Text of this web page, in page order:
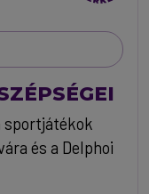
sportjátékok
és a Delphoi